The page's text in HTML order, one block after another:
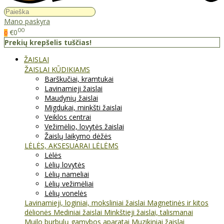
Mano paskyra
0 €000
Prekių krepšelis tuščias!
ŽAISLAI
ŽAISLAI KŪDIKIAMS
Barškučiai, kramtukai
Lavinamieji žaislai
Maudynių žaislai
Migdukai, minkšti žaislai
Veiklos centrai
Vežimėlio, lovytės žaislai
Žaislų laikymo dėžės
LĖLĖS, AKSESUARAI LĖLĖMS
Lėlės
Lėlių lovytės
Lėlių nameliai
Lėlių vežimėliai
Lėlių vonelės
Lavinamieji, loginiai, moksliniai žaislai Magnetinės ir kitos
dėlionės Mediniai žaislai Minkštieji žaislai, talismanai
Muilo burbulų gamybos aparatai Muzikiniai žaislai